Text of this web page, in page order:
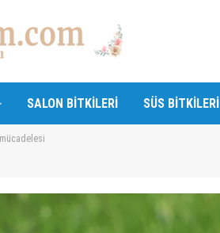
SALON BITKILERI SÜS BITKILERI